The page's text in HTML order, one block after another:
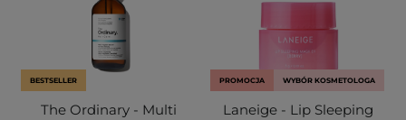
BESTSELLER
The Ordinary - Multi
PROMOCJA WYBÓR KOSMETOLOGA
Laneige - Lip Sleeping